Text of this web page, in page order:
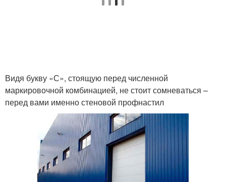
Видя букву «С», стоящую перед численной
маркировочной комбинацией, не стоит сомневаться –
перед вами именно стеновой профнастил